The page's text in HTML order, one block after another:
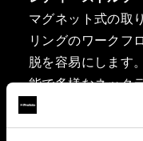
マグネット式の取
リングのワークフ
脱を容易にします
能で多様なネック
ロダクションの必